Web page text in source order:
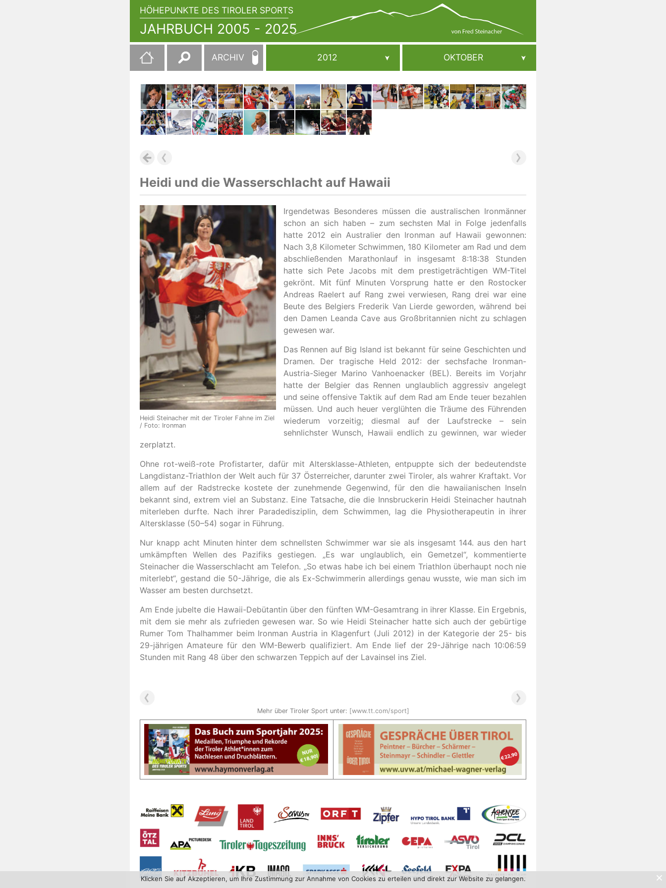
HÖHEPUNKTE DES TIROLER SPORTS
JAHRBUCH 2005 - 2025
JAHRBUCH
2005
2025
Suchen
nach:
ARCHIV 2012 OKTOBER
Heidi und die Wasserschlacht auf Hawaii
Heidi Steinacher mit der Tiroler Fahne im Ziel
/ Foto: Ironman
Irgendetwas Besonderes müssen die australischen Ironmänner
schon an sich haben – zum sechsten Mal in Folge jedenfalls
hatte 2012 ein Australier den Ironman auf Hawaii gewonnen:
Nach 3,8 Kilometer Schwimmen, 180 Kilometer am Rad und dem
abschließenden Marathonlauf in insgesamt 8:18:38 Stunden
hatte sich Pete Jacobs mit dem prestigeträchtigen WM-Titel
gekrönt. Mit fünf Minuten Vorsprung hatte er den Rostocker
Andreas Raelert auf Rang zwei verwiesen, Rang drei war eine
Beute des Belgiers Frederik Van Lierde geworden, während bei
den Damen Leanda Cave aus Großbritannien nicht zu schlagen
gewesen war.
Das Rennen auf Big Island ist bekannt für seine Geschichten und
Dramen. Der tragische Held 2012: der sechsfache Ironman-
Austria-Sieger Marino Vanhoenacker (BEL). Bereits im Vorjahr
hatte der Belgier das Rennen unglaublich aggressiv angelegt
und seine offensive Taktik auf dem Rad am Ende teuer bezahlen
müssen. Und auch heuer verglühten die Träume des Führenden
wiederum vorzeitig; diesmal auf der Laufstrecke – sein
sehnlichster Wunsch, Hawaii endlich zu gewinnen, war wieder
zerplatzt.
Ohne rot-weiß-rote Profistarter, dafür mit Altersklasse-Athleten, entpuppte sich der bedeutendste
Langdistanz-Triathlon der Welt auch für 37 Österreicher, darunter zwei Tiroler, als wahrer Kraftakt. Vor
allem auf der Radstrecke kostete der zunehmende Gegenwind, für den die hawaiianischen Inseln
bekannt sind, extrem viel an Substanz. Eine Tatsache, die die Innsbruckerin Heidi Steinacher hautnah
miterleben durfte. Nach ihrer Paradedisziplin, dem Schwimmen, lag die Physiotherapeutin in ihrer
Altersklasse (50–54) sogar in Führung.
Nur knapp acht Minuten hinter dem schnellsten Schwimmer war sie als insgesamt 144. aus den hart
umkämpften Wellen des Pazifiks gestiegen. „Es war unglaublich, ein Gemetzel“, kommentierte
Steinacher die Wasserschlacht am Telefon. „So etwas habe ich bei einem Triathlon überhaupt noch nie
miterlebt“, gestand die 50-Jährige, die als Ex-Schwimmerin allerdings genau wusste, wie man sich im
Wasser am besten durchsetzt.
Am Ende jubelte die Hawaii-Debütantin über den fünften WM-Gesamtrang in ihrer Klasse. Ein Ergebnis,
mit dem sie mehr als zufrieden gewesen war. So wie Heidi Steinacher hatte sich auch der gebürtige
Rumer Tom Thalhammer beim Ironman Austria in Klagenfurt (Juli 2012) in der Kategorie der 25- bis
29-jährigen Amateure für den WM-Bewerb qualifiziert. Am Ende lief der 29-Jährige nach 10:06:59
Stunden mit Rang 48 über den schwarzen Teppich auf der Lavainsel ins Ziel.
Mehr über Tiroler Sport unter: [www.tt.com/sport]
Klicken Sie auf Akzeptieren, um Ihre Zustimmung zur Annahme von Cookies zu erteilen und direkt zur Website zu gelangen.